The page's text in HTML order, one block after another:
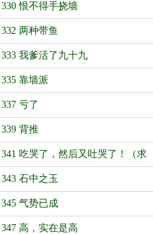
330 恨不得手挠墙
332 两种带鱼
333 我爹活了九十九
335 靠墙派
337 亏了
339 背推
341 吃哭了，然后又吐哭了！（求
月票啊）
343 石中之玉
345 气势已成
347 高，实在是高